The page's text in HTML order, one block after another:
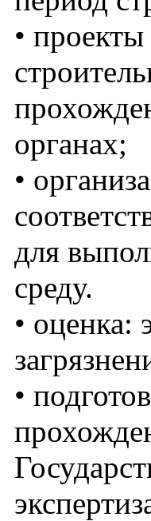
•
органах;
•
для
среду.
• оценка:
•